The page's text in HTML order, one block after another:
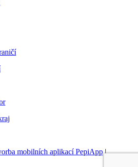
mobilních aplikací PepiApp|